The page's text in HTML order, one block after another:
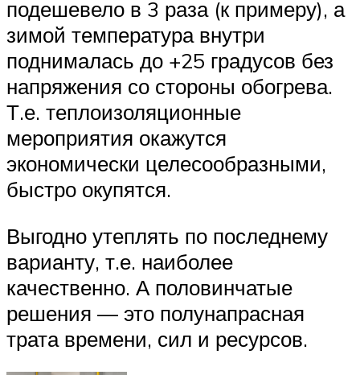
подешевело в 3 раза (к примеру), а
зимой температура внутри
поднималась до +25 градусов без
напряжения со стороны обогрева.
Т.е. теплоизоляционные
мероприятия окажутся
экономически целесообразными,
быстро окупятся.
Выгодно утеплять по последнему
варианту, т.е. наиболее
качественно. А половинчатые
решения — это полунапрасная
трата времени, сил и ресурсов.